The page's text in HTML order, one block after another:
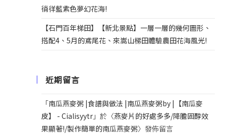
徜徉藍紫色夢幻花海!
【石門百年梯田】【新北景點】一層一層的幾何圖形、
搭配4、5月的鳶尾花、來嵩山梯田體驗農田花海風光!
近期留言
「南瓜燕麥粥 |食譜與做法 |南瓜燕麥粥by |【南瓜麥
皮】 - Cialisyytr 」於〈燕麥片的好處多多/降膽固醇效
果顯著!/製作簡單的南瓜燕麥粥〉發佈留言